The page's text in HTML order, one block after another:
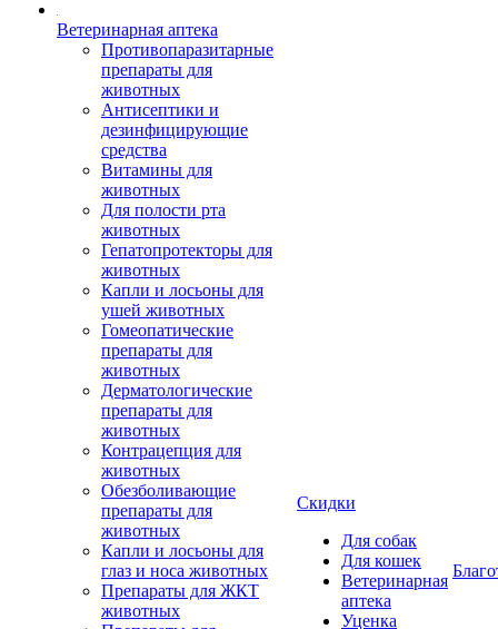
Ветеринарная аптека
Противопаразитарные
препараты для
животных
Антисептики и
дезинфицирующие
средства
Витамины для
животных
Для полости рта
животных
Гепатопротекторы для
животных
Капли и лосьоны для
ушей животных
Гомеопатические
препараты для
животных
Дерматологические
препараты для
животных
Контрацепция для
животных
Обезболивающие
препараты для
животных
Капли и лосьоны для
глаз и носа животных
Препараты для ЖКТ
животных
Скидки
Для собак
Для кошек
Ветеринарная
аптека
Уценка